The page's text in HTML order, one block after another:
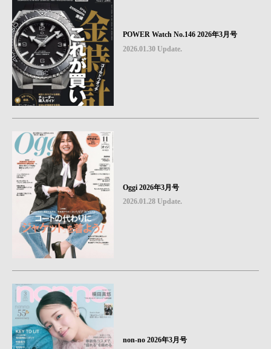
POWER Watch No.146 2026年3月号
2026.01.30 Update.
Oggi 2026年3月号
2026.01.28 Update.
non-no 2026年3月号